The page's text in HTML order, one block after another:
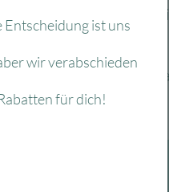
Schadstoffe, keine
(kein buntes
Entscheidung ist uns
wir verabschieden
für dich!